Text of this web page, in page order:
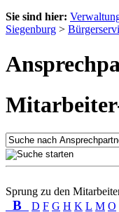
Sie sind hier:
Siegenburg >
Sprung zu den
B D F G H K L M O